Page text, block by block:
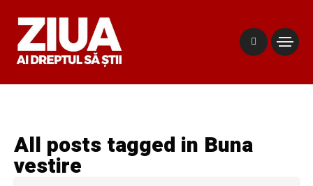
All posts tagged in Buna
vestire